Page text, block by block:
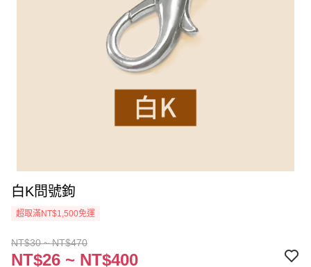
白K問號鉤
超取滿NT$1,500免運
NT$30 ~ NT$470
NT$26 ~ NT$400